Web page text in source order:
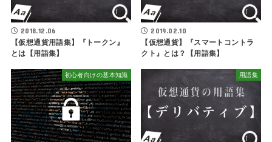
2018.12.06
【仮想通貨用語集】『トークン』
とは【用語集】
2019.02.10
【仮想通貨】『スマートコントラ
クト』とは？【用語集】
初心者向けの基本知識 用語集